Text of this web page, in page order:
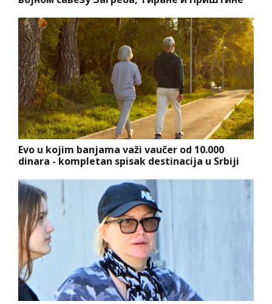
Evo u kojim banjama važi vaučer od 10.000
dinara - kompletan spisak destinacija u Srbiji